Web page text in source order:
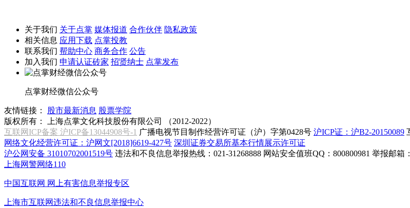
关于我们 关于点掌 媒体报道 合作伙伴 隐私政策
相关信息 应用下载 点掌投教
联系我们 帮助中心 商务合作 公告
加入我们 申请认证砖家 招贤纳士 点掌发布
点掌财经微信公众号
友情链接： 股市最新消息 股票学院
版权所有：
上海点掌文化科技股份有限公司 （2012-2022）
互联网ICP备案 沪ICP备13044908号-1 广播电视节目制作经营许可证（沪）字第0428号 沪ICP证：沪B2-20150089
网络文化经营许可证：沪网文[2018]6619-427号 深圳证券交易所基本行情展示许可证
沪公网安备 31010702001519号 违法和不良信息举报热线：021-31268888 网站安全值班QQ：800800981 举报邮箱：
上海网警网络110
中国互联网 网上有害信息举报专区
上海市互联网违法和不良信息举报中心